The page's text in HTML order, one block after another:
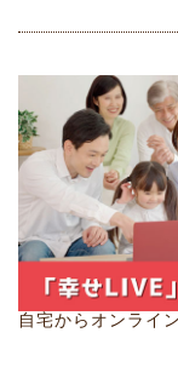
自宅からオンライ